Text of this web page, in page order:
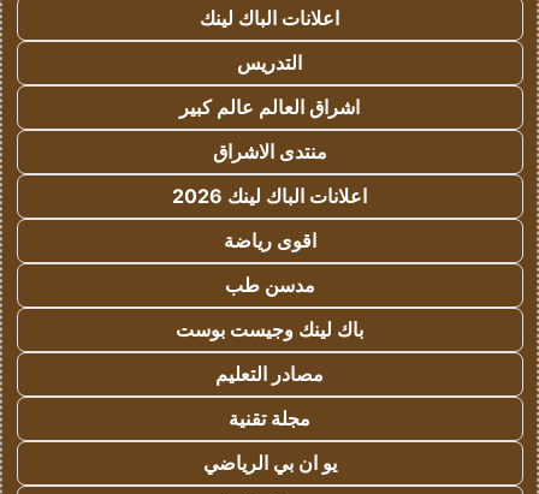
اعلانات الباك لينك
التدريس
اشراق العالم عالم كبير
منتدى الاشراق
اعلانات الباك لينك 2026
اقوى رياضة
مدسن طب
باك لينك وجيست بوست
مصادر التعليم
مجلة تقنية
يو ان بي الرياضي